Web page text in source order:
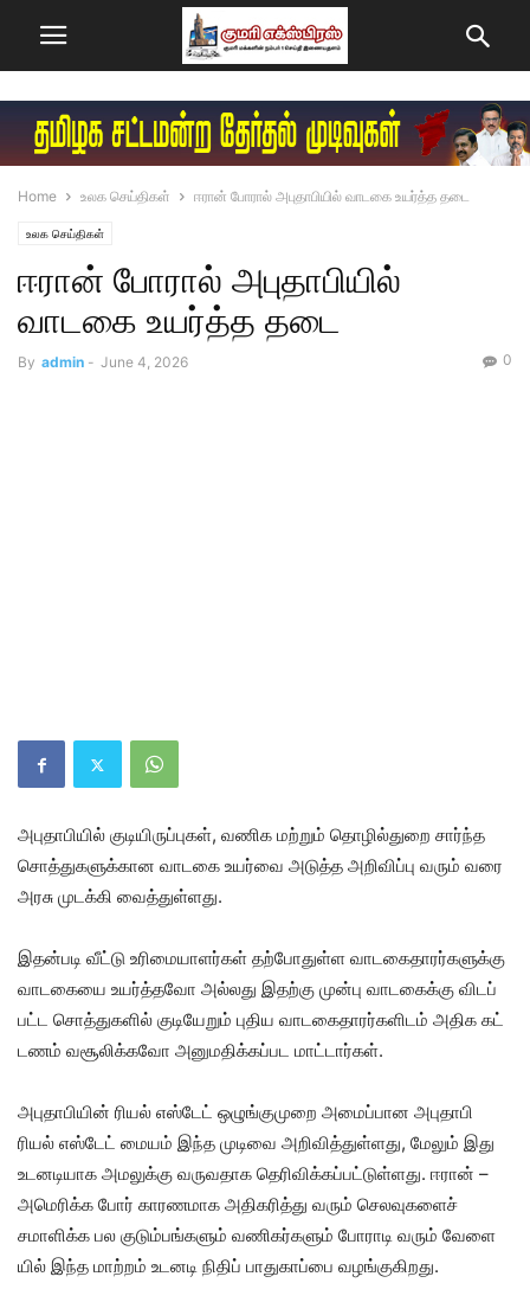
Home உலக செய்திகள் ஈரான் போரால் அபுதாபியில் வாடகை உயர்த்த தடை
உலக செய்திகள்
ஈரான் போரால் அபுதாபியில்
வாடகை உயர்த்த தடை
By admin - June 4, 2026 0
அபுதாபி​யில் குடி​யிருப்​பு​கள், வணிக மற்​றும் தொழில்​துறை சார்ந்த
சொத்​துகளுக்​கான வாடகை உயர்வை அடுத்த அறி​விப்பு வரும் வரை
அரசு முடக்கி வைத்​துள்​ளது.
இதன்​படி வீட்டு உரிமை​யாளர்​கள் தற்​போதுள்ள வாடகைதாரர்களுக்கு
வாடகையை உயர்த்​தவோ அல்​லது இதற்கு முன்பு வாடகைக்கு விடப்​
பட்ட சொத்​துகளில் குடியேறும் புதிய வாடகை​தா​ரர்​களிடம் அதிக கட்​
ட​ணம் வசூலிக்​கவோ அனுமதிக்கப்பட மாட்​டார்​கள்.
அபு​தாபி​யின் ரியல் எஸ்​டேட் ஒழுங்​கு​முறை அமைப்​பான அபுதாபி
ரியல் எஸ்​டேட் மையம் இந்த முடிவை அறி​வித்​துள்​ளது, மேலும் இது
உடனடி​யாக அமலுக்கு வரு​வ​தாக தெரிவிக்கப்பட்டுள்​ளது. ஈரான் –
அமெரிக்க போர் காரண​மாக அதி​கரித்து வரும் செல​வு​களைச்
சமாளிக்க பல குடும்​பங்​களும் வணி​கர்​களும் போராடி வரும் வேளை​
யில் இந்த மாற்​றம் உடனடி நிதிப் பாது​காப்பை வழங்​கு​கிறது.